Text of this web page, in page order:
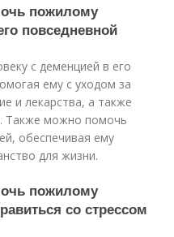
пожилому
повседневной
с деменцией в его
ему с уходом за
и лекарства, а также
Также можно помочь
обеспечивая ему
для жизни.
пожилому
со стрессом